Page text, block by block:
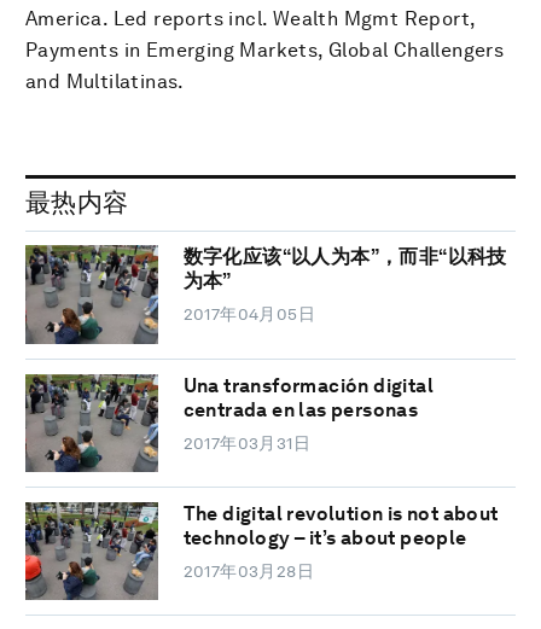
America. Led reports incl. Wealth Mgmt Report,
Payments in Emerging Markets, Global Challengers
and Multilatinas.
最热内容
数字化应该“以人为本”，而非“以科技
为本”
2017年04月05日
Una transformación digital
centrada en las personas
2017年03月31日
The digital revolution is not about
technology – it’s about people
2017年03月28日